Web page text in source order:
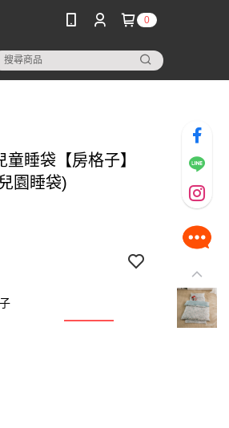
0
睡袋【房格子】
園睡袋)